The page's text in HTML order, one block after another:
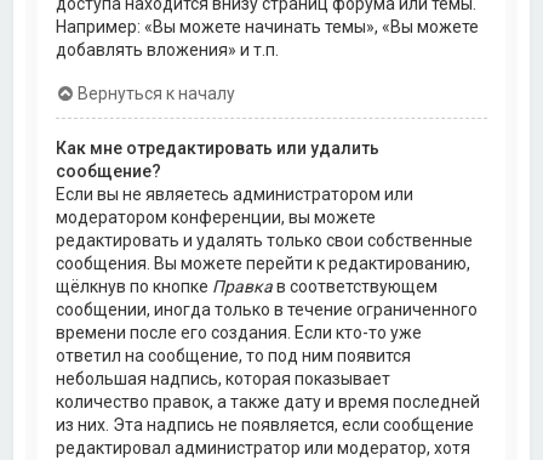
доступа находится внизу страниц форума или темы.
Например: «Вы можете начинать темы», «Вы можете
добавлять вложения» и т.п.
Вернуться к началу
Как мне отредактировать или удалить
сообщение?
Если вы не являетесь администратором или
модератором конференции, вы можете
редактировать и удалять только свои собственные
сообщения. Вы можете перейти к редактированию,
щёлкнув по кнопке Правкав соответствующем
сообщении, иногда только в течение ограниченного
времени после его создания. Если кто-то уже
ответил на сообщение, то под ним появится
небольшая надпись, которая показывает
количество правок, а также дату и время последней
из них. Эта надпись не появляется, если сообщение
редактировал администратор или модератор, хотя